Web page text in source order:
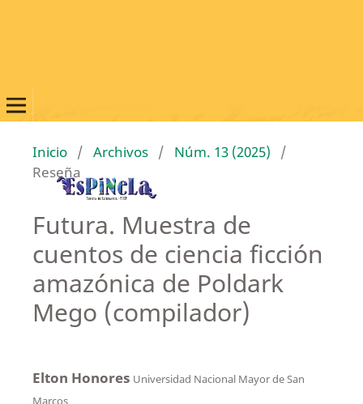
Inicio / Archivos / Núm. 13 (2025)
/
Reseña
Futura. Muestra de
cuentos de ciencia ficción
amazónica de Poldark
Mego (compilador)
Elton Honores Universidad Nacional Mayor de San
Marcos